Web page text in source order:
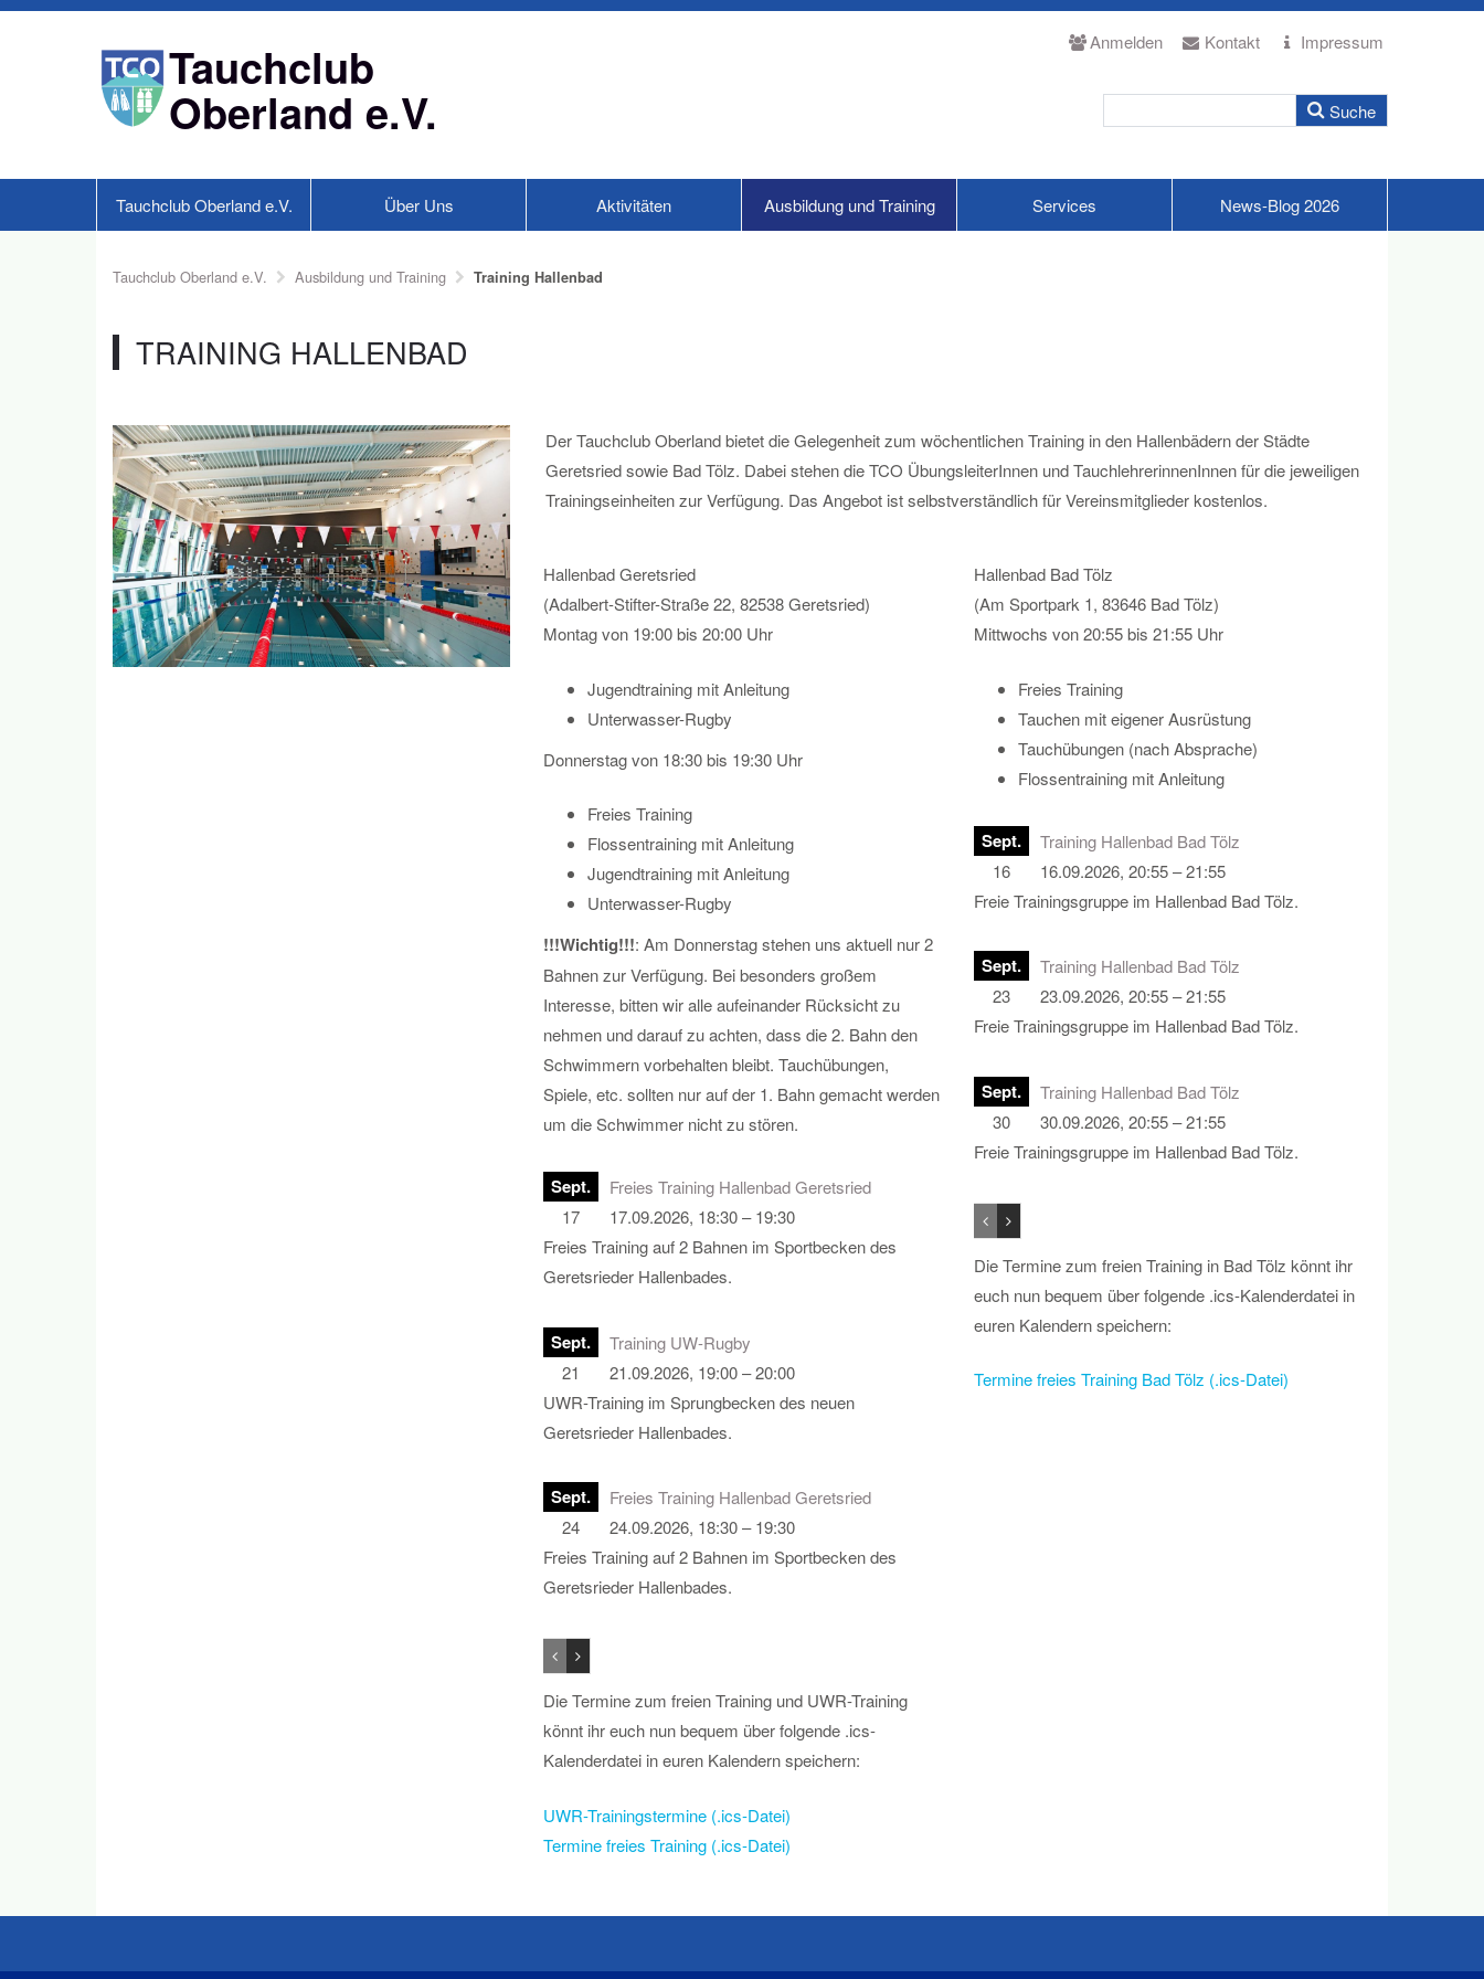
Tauchclub
Oberland e.V.
Anmelden Kontakt Impressum
Tauchclub Oberland e.V. Über Uns Aktivitäten Ausbildung und Training Services News-Blog 2026
Tauchclub Oberland e.V. Ausbildung und Training Training Hallenbad
TRAINING HALLENBAD
Der Tauchclub Oberland bietet die Gelegenheit zum wöchentlichen Training in den Hallenbädern der Städte
Geretsried sowie Bad Tölz. Dabei stehen die TCO ÜbungsleiterInnen und TauchlehrerinnenInnen für die jeweiligen
Trainingseinheiten zur Verfügung. Das Angebot ist selbstverständlich für Vereinsmitglieder kostenlos.
Hallenbad Geretsried
(Adalbert-Stifter-Straße 22, 82538 Geretsried)
Montag von 19:00 bis 20:00 Uhr
Jugendtraining mit Anleitung
Unterwasser-Rugby
Donnerstag von 18:30 bis 19:30 Uhr
Freies Training
Flossentraining mit Anleitung
Jugendtraining mit Anleitung
Unterwasser-Rugby
!!!Wichtig!!!: Am Donnerstag stehen uns aktuell nur 2
Bahnen zur Verfügung. Bei besonders großem
Interesse, bitten wir alle aufeinander Rücksicht zu
nehmen und darauf zu achten, dass die 2. Bahn den
Schwimmern vorbehalten bleibt. Tauchübungen,
Spiele, etc. sollten nur auf der 1. Bahn gemacht werden
um die Schwimmer nicht zu stören.
Sept.
17
Freies Training Hallenbad Geretsried
17.09.2026, 18:30 – 19:30
Freies Training auf 2 Bahnen im Sportbecken des
Geretsrieder Hallenbades.
Sept.
21
Training UW-Rugby
21.09.2026, 19:00 – 20:00
UWR-Training im Sprungbecken des neuen
Geretsrieder Hallenbades.
Sept.
24
Freies Training Hallenbad Geretsried
24.09.2026, 18:30 – 19:30
Freies Training auf 2 Bahnen im Sportbecken des
Geretsrieder Hallenbades.
Die Termine zum freien Training und UWR-Training
könnt ihr euch nun bequem über folgende .ics-
Kalenderdatei in euren Kalendern speichern:
UWR-Trainingstermine (.ics-Datei)
Termine freies Training (.ics-Datei)
Hallenbad Bad Tölz
(Am Sportpark 1, 83646 Bad Tölz)
Mittwochs von 20:55 bis 21:55 Uhr
Freies Training
Tauchen mit eigener Ausrüstung
Tauchübungen (nach Absprache)
Flossentraining mit Anleitung
Sept.
16
Training Hallenbad Bad Tölz
16.09.2026, 20:55 – 21:55
Freie Trainingsgruppe im Hallenbad Bad Tölz.
Sept.
23
Training Hallenbad Bad Tölz
23.09.2026, 20:55 – 21:55
Freie Trainingsgruppe im Hallenbad Bad Tölz.
Sept.
30
Training Hallenbad Bad Tölz
30.09.2026, 20:55 – 21:55
Freie Trainingsgruppe im Hallenbad Bad Tölz.
Die Termine zum freien Training in Bad Tölz könnt ihr
euch nun bequem über folgende .ics-Kalenderdatei in
euren Kalendern speichern:
Termine freies Training Bad Tölz (.ics-Datei)